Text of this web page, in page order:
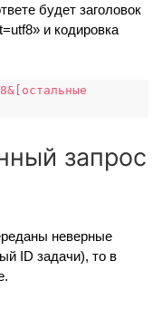
будет заголовок
и кодировка
запрос
неверные
ID задачи), то в